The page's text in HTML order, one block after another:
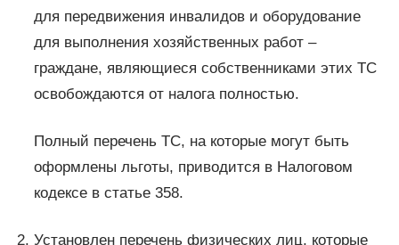
для передвижения инвалидов и оборудование
для выполнения хозяйственных работ –
граждане, являющиеся собственниками этих ТС
освобождаются от налога полностью.
Полный перечень ТС, на которые могут быть
оформлены льготы, приводится в Налоговом
кодексе в статье 358.
Установлен перечень физических лиц, которые